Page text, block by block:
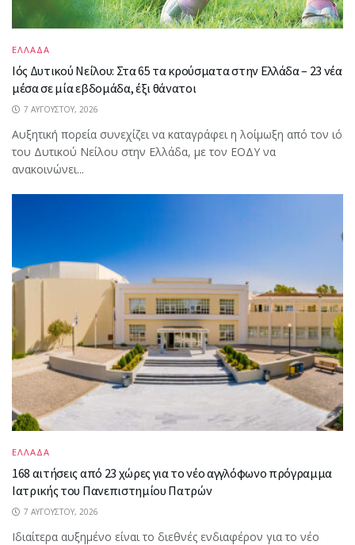
ΕΛΛΑΔΑ
Ιός Δυτικού Νείλου: Στα 65 τα κρούσματα στην Ελλάδα – 23 νέα
μέσα σε μία εβδομάδα, έξι θάνατοι
7 ΑΥΓΟΎΣΤΟΥ, 2026
Αυξητική πορεία συνεχίζει να καταγράφει η λοίμωξη από τον ιό
του Δυτικού Νείλου στην Ελλάδα, με τον ΕΟΔΥ να
ανακοινώνει...
ΕΛΛΑΔΑ
168 αιτήσεις από 23 χώρες για το νέο αγγλόφωνο πρόγραμμα
Ιατρικής του Πανεπιστημίου Πατρών
7 ΑΥΓΟΎΣΤΟΥ, 2026
Ιδιαίτερα αυξημένο είναι το διεθνές ενδιαφέρον για το νέο